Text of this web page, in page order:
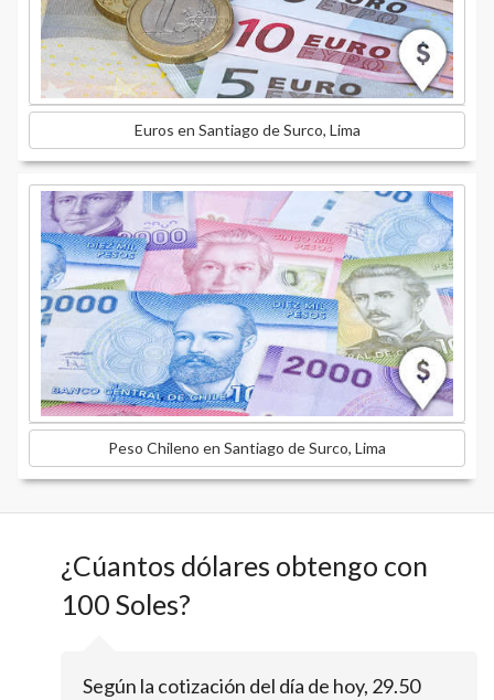
Euros en Santiago de Surco, Lima
Peso Chileno en Santiago de Surco, Lima
¿Cúantos dólares obtengo con
100 Soles?
Según la cotización del día de hoy, 29.50